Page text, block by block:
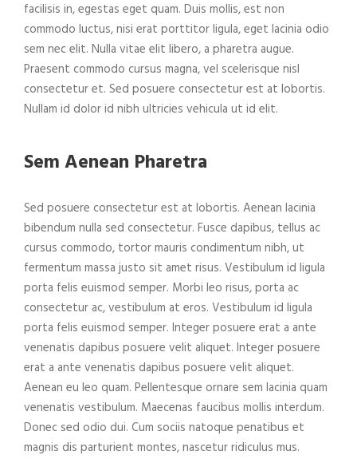
facilisis in, egestas eget quam. Duis mollis, est non
commodo luctus, nisi erat porttitor ligula, eget lacinia odio
sem nec elit. Nulla vitae elit libero, a pharetra augue.
Praesent commodo cursus magna, vel scelerisque nisl
consectetur et. Sed posuere consectetur est at lobortis.
Nullam id dolor id nibh ultricies vehicula ut id elit.
Sem Aenean Pharetra
Sed posuere consectetur est at lobortis. Aenean lacinia
bibendum nulla sed consectetur. Fusce dapibus, tellus ac
cursus commodo, tortor mauris condimentum nibh, ut
fermentum massa justo sit amet risus. Vestibulum id ligula
porta felis euismod semper. Morbi leo risus, porta ac
consectetur ac, vestibulum at eros. Vestibulum id ligula
porta felis euismod semper. Integer posuere erat a ante
venenatis dapibus posuere velit aliquet. Integer posuere
erat a ante venenatis dapibus posuere velit aliquet.
Aenean eu leo quam. Pellentesque ornare sem lacinia quam
venenatis vestibulum. Maecenas faucibus mollis interdum.
Donec sed odio dui. Cum sociis natoque penatibus et
magnis dis parturient montes, nascetur ridiculus mus.